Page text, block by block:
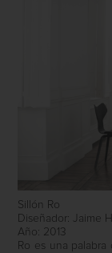
Sillón Ro
Diseñador: Jaime
Año: 2013
Ro es una palabra